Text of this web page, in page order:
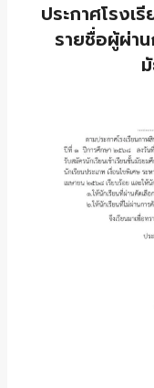
ประกาศโรงเ
รายชื่อผู้ผ่า